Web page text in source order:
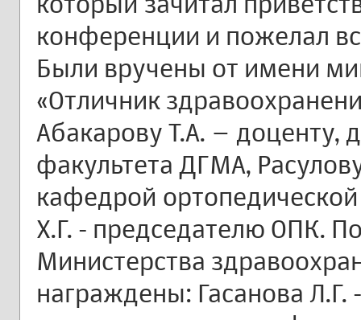
конференции и пожелал
Были вручены от имени
«Отличник
Абакарову Т.А. – доценту,
факультета ДГМА,
кафедрой
Х.Г. - председателю ОПК.
Министерства
награждены: Гасанова Л.Г.